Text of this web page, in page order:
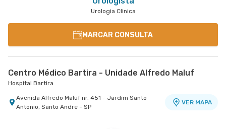
Urologia Clinica
MARCAR CONSULTA
Centro Médico Bartira - Unidade Alfredo Maluf
Hospital Bartira
Avenida Alfredo Maluf nr. 451 - Jardim Santo
Antonio, Santo Andre - SP
VER MAPA